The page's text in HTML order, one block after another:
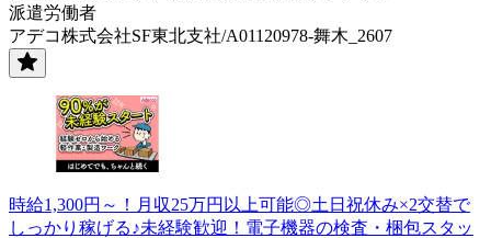
派遣労働者
アデコ株式会社SF東北支社/A01120978-舞木_2607
時給1,300円～！月収25万円以上可能◎土日祝休み×2交替で
しっかり稼げる♪未経験歓迎！電子機器の検査・梱包スタッ